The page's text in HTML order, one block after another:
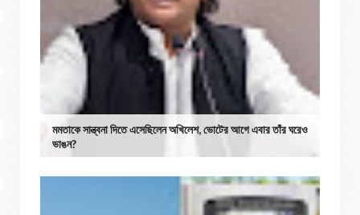
মমতাকে সান্ত্বনা দিতে এসেছিলেন অখিলেশ, ভোটের আগে এবার তাঁর ঘরেও
ভাঙন?